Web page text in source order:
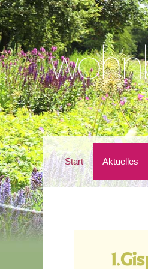
Start Aktuelles